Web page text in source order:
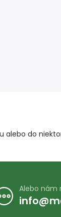
alebo do
Alebo nám